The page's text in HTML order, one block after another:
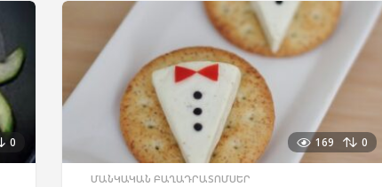
0 169 0
ՄԱՆԿԱԿԱՆ ԲԱՂԱԴՐԱՏՈՄՍԵՐ